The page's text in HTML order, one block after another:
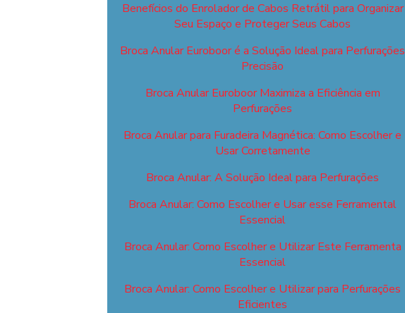
Benefícios do Enrolador de Cabos Retrátil para Organizar
Seu Espaço e Proteger Seus Cabos
Broca Anular Euroboor é a Solução Ideal para Perfurações
Precisão
Broca Anular Euroboor Maximiza a Eficiência em
Perfurações
Broca Anular para Furadeira Magnética: Como Escolher e
Usar Corretamente
Broca Anular: A Solução Ideal para Perfurações
Broca Anular: Como Escolher e Usar esse Ferramental
Essencial
Broca Anular: Como Escolher e Utilizar Este Ferramenta
Essencial
Broca Anular: Como Escolher e Utilizar para Perfurações
Eficientes